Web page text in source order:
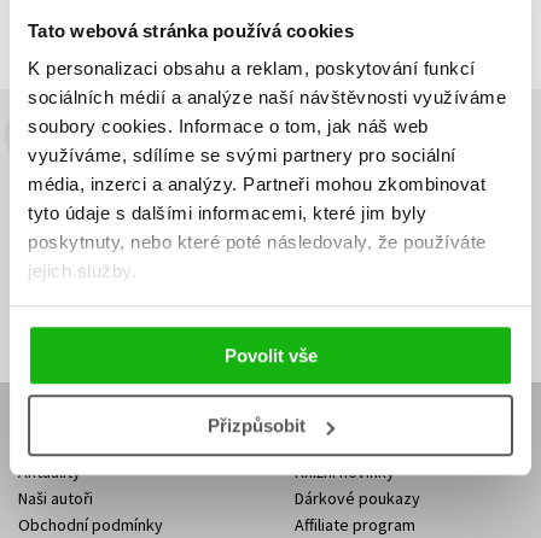
Tato webová stránka používá cookies
K personalizaci obsahu a reklam, poskytování funkcí
sociálních médií a analýze naší návštěvnosti využíváme
soubory cookies. Informace o tom, jak náš web
využíváme, sdílíme se svými partnery pro sociální
média, inzerci a analýzy. Partneři mohou zkombinovat
tyto údaje s dalšími informacemi, které jim byly
poskytnuty, nebo které poté následovaly, že používáte
jejich služby.
Povolit vše
Přizpůsobit
Předchozí Další
Budete to vědět jako první!
Zajímá Vás, jaký knižní hit právě vychází, na jaké zboží je výhodná
sleva, jaká běží soutěž o ceny? Přihlášením k odběru našich e-
mailových novineksouhlasíte se zpracováním osobních údajů.
Vaše e-
mailová
adresa
Vaše e-
mailová
adresa
Vaše e-mailová adresa Přihlásit se
Aktuality
Naši autoři
Obchodní podmínky
Knižní novinky
Dárkové poukazy
Affiliate program